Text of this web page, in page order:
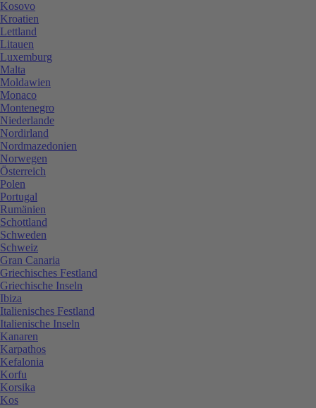
Kosovo
Kroatien
Lettland
Litauen
Luxemburg
Malta
Moldawien
Monaco
Montenegro
Niederlande
Nordirland
Nordmazedonien
Norwegen
Österreich
Polen
Portugal
Rumänien
Schottland
Schweden
Schweiz
Gran Canaria
Griechisches Festland
Griechische Inseln
Ibiza
Italienisches Festland
Italienische Inseln
Kanaren
Karpathos
Kefalonia
Korfu
Korsika
Kos